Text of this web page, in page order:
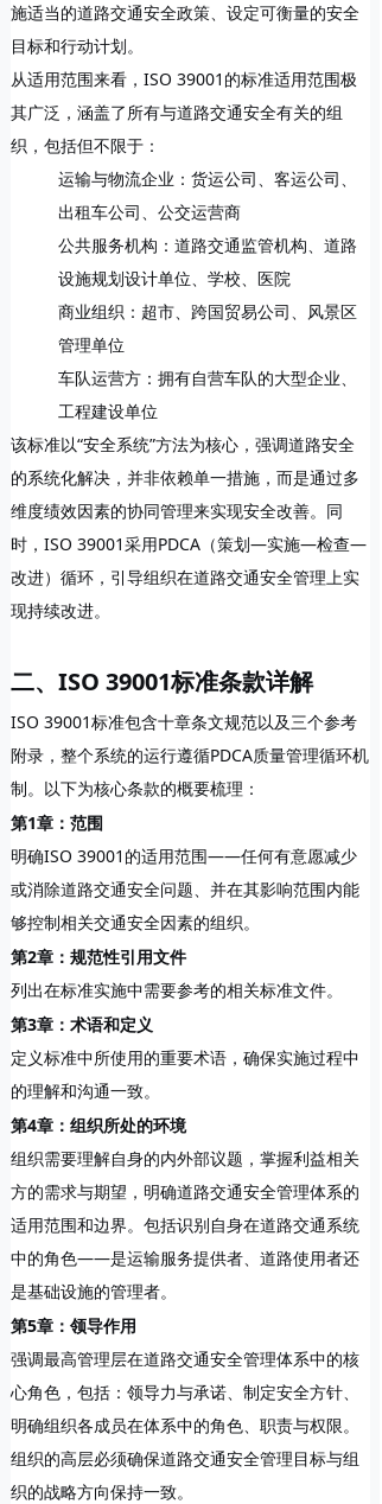
施适当的道路交通安全政策、设定可衡量的安全
目标和行动计划。
从适用范围来看，ISO 39001的标准适用范围极
其广泛，涵盖了所有与道路交通安全有关的组
织，包括但不限于：
运输与物流企业 ：货运公司、客运公司、
出租车公司、公交运营商
公共服务机构 ：道路交通监管机构、道路
设施规划设计单位、学校、医院
商业组织 ：超市、跨国贸易公司、风景区
管理单位
车队运营方 ：拥有自营车队的大型企业、
工程建设单位
该标准以“安全系统”方法为核心，强调道路安全
的系统化解决，并非依赖单一措施，而是通过多
维度绩效因素的协同管理来实现安全改善。同
时，ISO 39001采用PDCA（策划—实施—检查—
改进）循环 ，引导组织在道路交通安全管理上实
现持续改进。
二、ISO 39001标准条款详解
ISO 39001标准包含十章条文规范以及三个参考
附录，整个系统的运行遵循PDCA质量管理循环机
制。以下为核心条款的概要梳理：
第1章：范围
明确ISO 39001的适用范围——任何有意愿减少
或消除道路交通安全问题、并在其影响范围内能
够控制相关交通安全因素的组织。
第2章：规范性引用文件
列出在标准实施中需要参考的相关标准文件。
第3章：术语和定义
定义标准中所使用的重要术语，确保实施过程中
的理解和沟通一致。
第4章：组织所处的环境
组织需要理解自身的内外部议题，掌握利益相关
方的需求与期望，明确道路交通安全管理体系的
适用范围和边界。包括识别自身在道路交通系统
中的角色——是运输服务提供者、道路使用者还
是基础设施的管理者。
第5章：领导作用
强调最高管理层在道路交通安全管理体系中的核
心角色，包括：领导力与承诺、制定安全方针、
明确组织各成员在体系中的角色、职责与权限。
组织的高层必须确保道路交通安全管理目标与组
织的战略方向保持一致。